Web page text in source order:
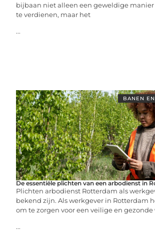
bijbaan niet alleen een geweldige manier
te verdienen, maar het
...
BANEN
De essentiële plichten van een arbodienst in
Plichten arbodienst Rotterdam als
bekend zijn. Als werkgever in Rotterdam
om te zorgen voor een veilige en
...